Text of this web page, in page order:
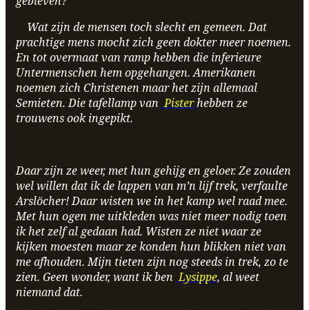
Wat zijn de mensen toch slecht en gemeen. Dat
prachtige mens mocht zich geen dokter meer noemen.
En tot overmaat van ramp hebben die inferieure
Untermenschen hem opgehangen. Amerikanen
noemen zich Christenen maar het zijn allemaal
Semieten. Die tafellamp van Pisterhebben ze
trouwens ook ingepikt.
Daar zijn ze weer, met hun gehijg en geloer. Ze zouden
wel willen dat ik de lappen van m’n lijf trek, verfaulte
Arslöcher! Daar wisten we in het kamp wel raad mee.
Met hun ogen me uitkleden was niet meer nodig toen
ik het zelf al gedaan had. Wisten ze niet waar ze
kijken moesten maar ze konden hun blikken niet van
me afhouden. Mijn tieten zijn nog steeds in trek, zo te
zien. Geen wonder, want ik ben Lysippe, al weet
niemand dat.